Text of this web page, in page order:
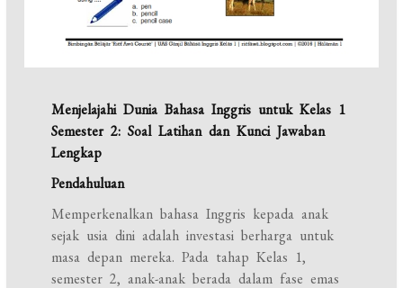
Menjelajahi Dunia Bahasa Inggris untuk Kelas 1
Semester 2: Soal Latihan dan Kunci Jawaban
Lengkap
Pendahuluan
Memperkenalkan bahasa Inggris kepada anak
sejak usia dini adalah investasi berharga untuk
masa depan mereka. Pada tahap Kelas 1,
semester 2, anak-anak berada dalam fase emas